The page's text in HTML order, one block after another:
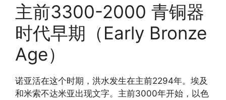
主前3300-2000 青铜器
时代早期（Early Bronze
Age）
诺亚活在这个时期，洪水发生在主前2294年。埃及
和米索不达米亚出现文字。主前3000年开始，以色